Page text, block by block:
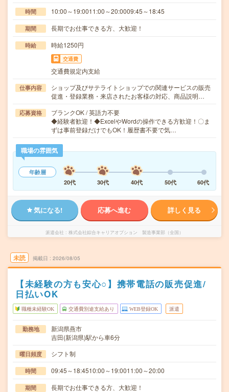
時間 10:00～19:0011:00～20:0009:45～18:45
期間 長期でお仕事できる方、大歓迎！
時給 時給1250円
交通費
交通費規定内支給
仕事内容
ショップ及びサテライトショップでの関連サービスの販売
促進・登録業務・来店されたお客様の対応、商品説明…
応募資格
ブランクOK / 英語力不要
◆経験者歓迎！◆ExcelやWordの操作できる方歓迎！〇ま
ずは事前登録だけでもOK！履歴書不要で気…
職場の雰囲気
年齢層
20代
30代 40代 50代 60代
気になる! 応募へ進む 詳しく見る
派遣会社 株式会社綜合キャリアオプション 製造事業部（全国）
未読 掲載日 2026/08/05
【未経験の方も安心○】携帯電話の販売促進/
日払いOK
職種未経験OK 交通費別途支給あり WEB登録OK 派遣
勤務地
新潟県燕市
吉田(新潟県)駅から車6分
曜日頻度 シフト制
時間 09:45～18:4510:00～19:0011:00～20:00
期間 長期でお仕事できる方、大歓迎！